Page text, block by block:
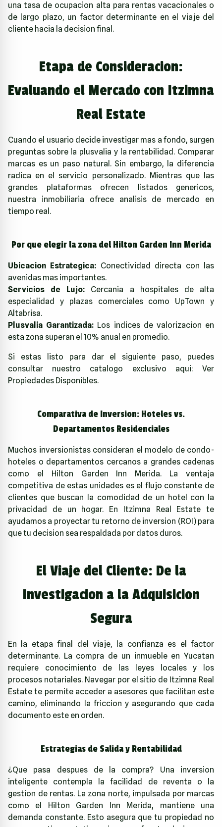
una tasa de ocupacion alta para rentas vacacionales o
de largo plazo, un factor determinante en el viaje del
cliente hacia la decision final.
Etapa de Consideracion:
Evaluando el Mercado con Itzimna
Real Estate
Cuando el usuario decide investigar mas a fondo, surgen
preguntas sobre la plusvalia y la rentabilidad. Comparar
marcas es un paso natural. Sin embargo, la diferencia
radica en el servicio personalizado. Mientras que las
grandes plataformas ofrecen listados genericos,
nuestra inmobiliaria ofrece analisis de mercado en
tiempo real.
Por que elegir la zona del Hilton Garden Inn Merida
Ubicacion Estrategica: Conectividad directa con las
avenidas mas importantes.
Servicios de Lujo: Cercania a hospitales de alta
especialidad y plazas comerciales como UpTown y
Altabrisa.
Plusvalia Garantizada: Los indices de valorizacion en
esta zona superan el 10% anual en promedio.
Si estas listo para dar el siguiente paso, puedes
consultar nuestro catalogo exclusivo aqui: Ver
Propiedades Disponibles.
Comparativa de Inversion: Hoteles vs.
Departamentos Residenciales
Muchos inversionistas consideran el modelo de condo-
hoteles o departamentos cercanos a grandes cadenas
como el Hilton Garden Inn Merida. La ventaja
competitiva de estas unidades es el flujo constante de
clientes que buscan la comodidad de un hotel con la
privacidad de un hogar. En
Itzimna Real Estate te
ayudamos a proyectar tu retorno de inversion (ROI) para
que tu decision sea respaldada por datos duros.
El Viaje del Cliente: De la
Investigacion a la Adquisicion
Segura
En la etapa final del viaje, la confianza es el factor
determinante. La compra de un inmueble en Yucatan
requiere conocimiento de las leyes locales y los
procesos notariales. Navegar por el sitio de Itzimna Real
Estate te permite acceder a asesores que facilitan este
camino, eliminando la friccion y asegurando que cada
documento este en orden.
Estrategias de Salida y Rentabilidad
¿Que pasa despues de la compra? Una inversion
inteligente contempla la facilidad de reventa o la
gestion de rentas. La zona norte, impulsada por marcas
como el Hilton Garden Inn Merida, mantiene una
demanda constante. Esto asegura que tu propiedad no